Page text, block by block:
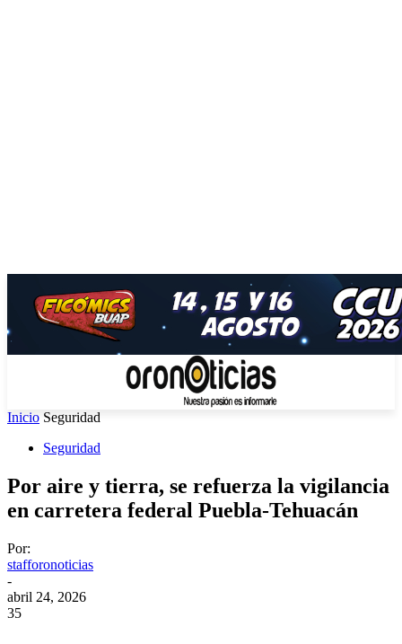
Inicio Seguridad
Seguridad
Por aire y tierra, se refuerza la vigilancia
en carretera federal Puebla-Tehuacán
Por:
stafforonoticias
-
abril 24, 2026
35